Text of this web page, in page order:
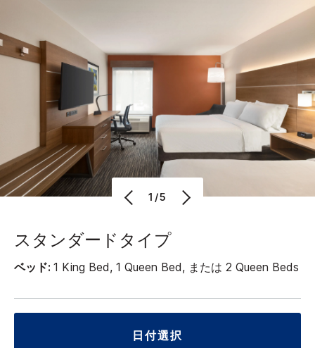
1/5
スタンダードタイプ
ベッド: 1 King Bed, 1 Queen Bed, または 2 Queen Beds
日付選択